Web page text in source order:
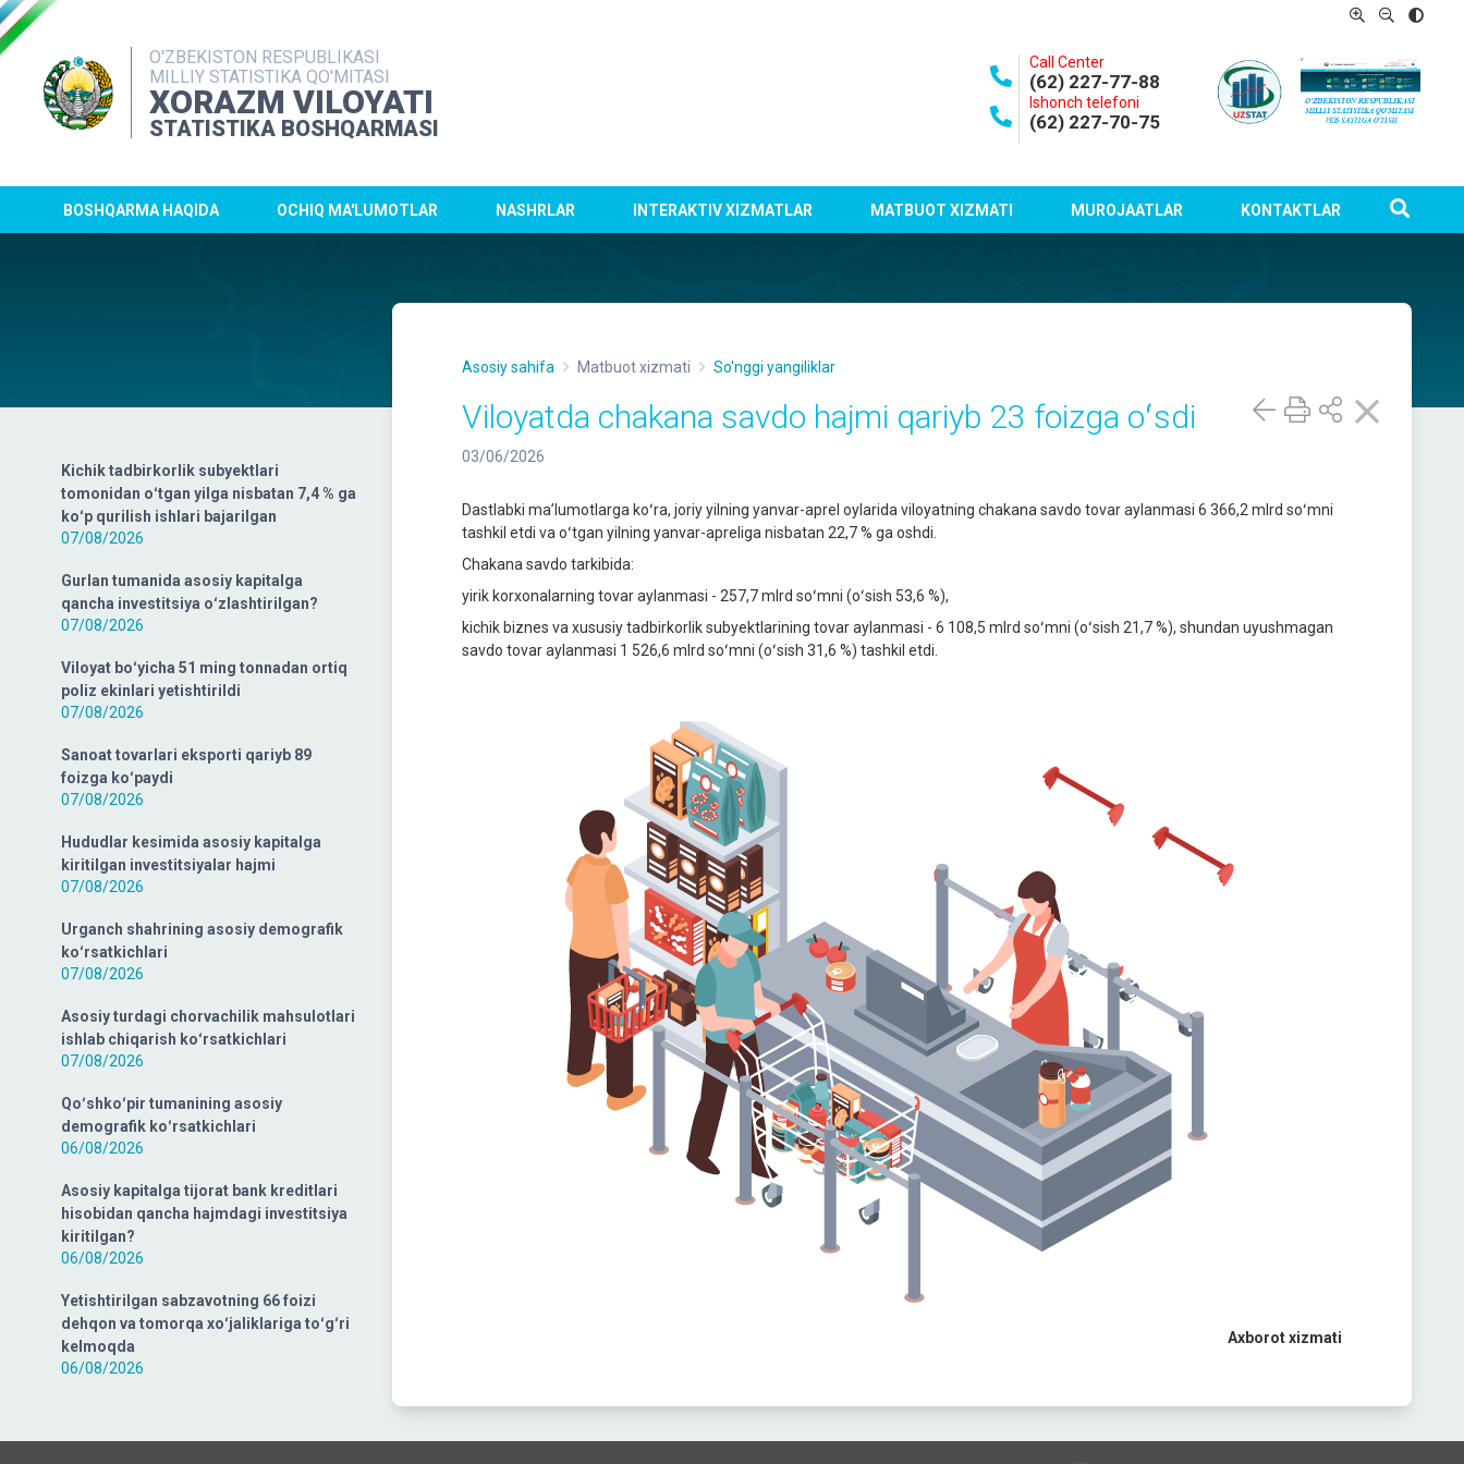
O'ZBEKISTON RESPUBLIKASI
MILLIY STATISTIKA QO'MITASI
XORAZM VILOYATI
STATISTIKA BOSHQARMASI
Call Center
(62) 227-77-88
Ishonch telefoni
(62) 227-70-75
BOSHQARMA HAQIDA OCHIQ MA'LUMOTLAR NASHRLAR INTERAKTIV XIZMATLAR MATBUOT XIZMATI MUROJAATLAR KONTAKTLAR
Kichik tadbirkorlik subyektlari
tomonidan oʻtgan yilga nisbatan 7,4 % ga
koʻp qurilish ishlari bajarilgan
07/08/2026
Gurlan tumanida asosiy kapitalga
qancha investitsiya oʻzlashtirilgan?
07/08/2026
Viloyat boʻyicha 51 ming tonnadan ortiq
poliz ekinlari yetishtirildi
07/08/2026
Sanoat tovarlari eksporti qariyb 89
foizga koʻpaydi
07/08/2026
Hududlar kesimida asosiy kapitalga
kiritilgan investitsiyalar hajmi
07/08/2026
Urganch shahrining asosiy demografik
koʻrsatkichlari
07/08/2026
Asosiy turdagi chorvachilik mahsulotlari
ishlab chiqarish koʻrsatkichlari
07/08/2026
Qoʻshkoʻpir tumanining asosiy
demografik koʻrsatkichlari
06/08/2026
Asosiy kapitalga tijorat bank kreditlari
hisobidan qancha hajmdagi investitsiya
kiritilgan?
06/08/2026
Yetishtirilgan sabzavotning 66 foizi
dehqon va tomorqa xoʻjaliklariga toʻgʻri
kelmoqda
06/08/2026
Asosiy sahifa Matbuot xizmati So'nggi yangiliklar
Viloyatda chakana savdo hajmi qariyb 23 foizga oʻsdi
03/06/2026
Dastlabki maʼlumotlarga koʻra, joriy yilning yanvar-aprel oylarida viloyatning chakana savdo tovar aylanmasi 6 366,2 mlrd soʻmni
tashkil etdi va oʻtgan yilning yanvar-apreliga nisbatan 22,7 % ga oshdi.
Chakana savdo tarkibida:
yirik korxonalarning tovar aylanmasi - 257,7 mlrd soʻmni (oʻsish 53,6 %),
kichik biznes va xususiy tadbirkorlik subyektlarining tovar aylanmasi - 6 108,5 mlrd soʻmni (oʻsish 21,7 %), shundan uyushmagan
savdo tovar aylanmasi 1 526,6 mlrd soʻmni (oʻsish 31,6 %) tashkil etdi.
Axborot xizmati